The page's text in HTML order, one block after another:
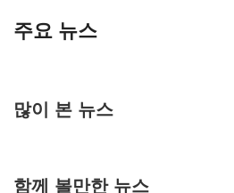
주요 뉴스
많이 본 뉴스
함께 볼만한 뉴스